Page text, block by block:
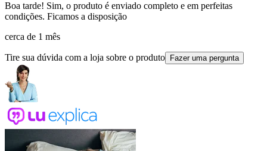
Boa tarde! Sim, o produto é enviado completo e em perfeitas
condições. Ficamos a disposição
cerca de 1 mês
Tire sua dúvida com a loja sobre o produto Fazer uma pergunta